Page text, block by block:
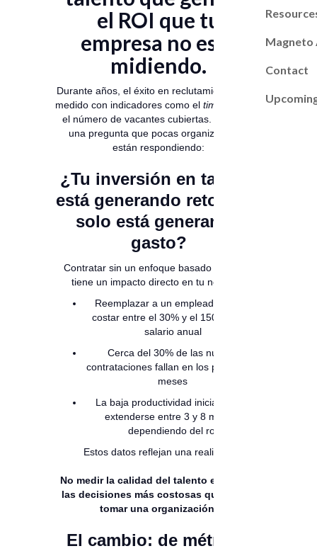
Magneto
Contact
el ROI que tu
empresa no está
midiendo.
Durante años, el éxito en reclutamiento se ha
medido con indicadores como el time to hire
el número de vacantes cubiertas. Pero hay
una pregunta que pocas organizaciones
están respondiendo:
¿Tu inversión en talento
está generando retorno o
solo está generando
gasto?
Contratar sin un enfoque basado en datos
tiene un impacto directo en tu negocio.
Reemplazar a un empleado puede
costar entre el 30% y el 150% de su
salario anual
Cerca del 30% de las nuevas
contrataciones fallan en los primeros 6
meses
La baja productividad inicial puede
extenderse entre 3 y 8 meses,
dependiendo del rol
Estos datos reflejan una realidad:
No medir la calidad del talento es una de
las decisiones más costosas que puede
tomar una organización.
El cambio: de métricas